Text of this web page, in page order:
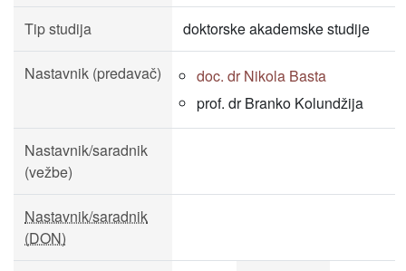
Tip studija doktorske akademske studije
Nastavnik (predavač)
doc. dr Nikola Basta
prof. dr Branko Kolundžija
Nastavnik/saradnik
(vežbe)
Nastavnik/saradnik
(DON)